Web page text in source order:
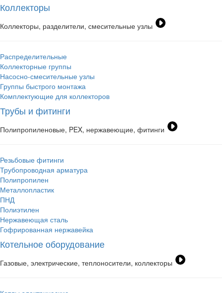
Коллекторы
Коллекторы, разделители, смесительные узлы
Распределительные
Коллекторные группы
Насосно-смесительные узлы
Группы быстрого монтажа
Комплектующие для коллекторов
Трубы и фитинги
Полипропиленовые, PEX, нержавеющие, фитинги
Резьбовые фитинги
Трубопроводная арматура
Полипропилен
Металлопластик
ПНД
Полиэтилен
Нержавеющая сталь
Гофрированная нержавейка
Котельное оборудование
Газовые, электрические, теплоносители, коллекторы